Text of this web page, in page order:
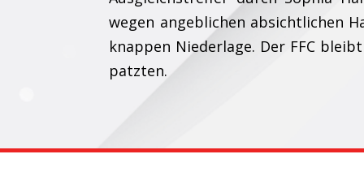
wegen angeblichen absichtlichen
knappen Niederlage. Der FFC
patzten.